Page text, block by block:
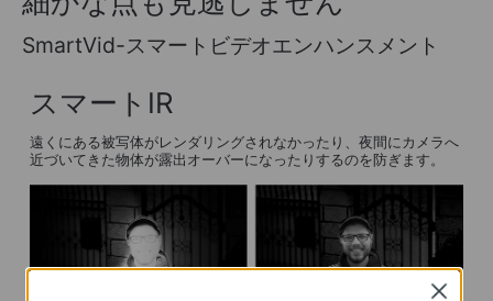
SmartVid-スマートビデオエンハンスメント
スマートIR
遠くにある被写体がレンダリングされなかったり、夜間にカメラへ
近づいてきた物体が露出オーバーになったりするのを防ぎます。
Close